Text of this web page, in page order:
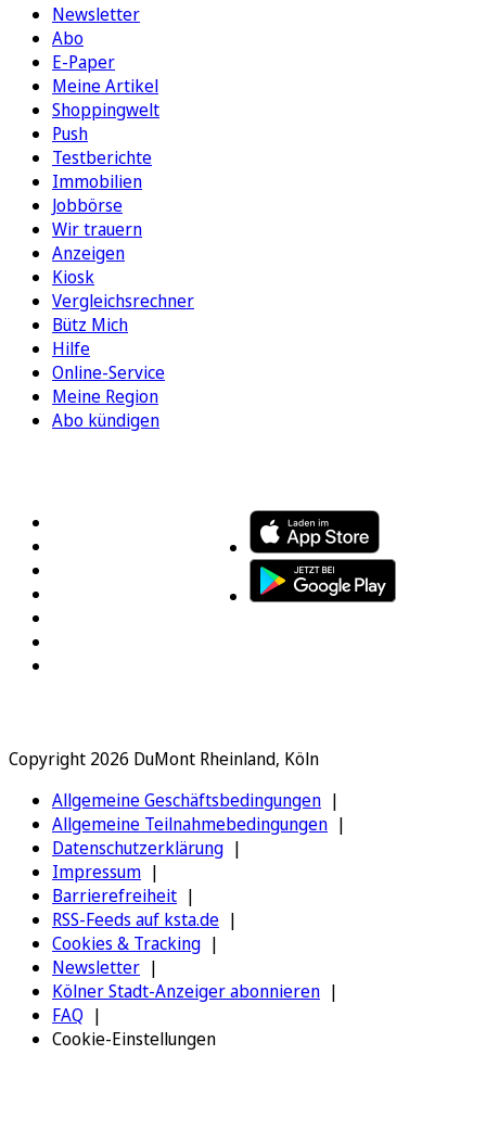
Newsletter
Abo
E-Paper
Meine Artikel
Shoppingwelt
Push
Testberichte
Immobilien
Jobbörse
Wir trauern
Anzeigen
Kiosk
Vergleichsrechner
Bütz Mich
Hilfe
Online-Service
Meine Region
Abo kündigen
Copyright 2026 DuMont Rheinland, Köln
Allgemeine Geschäftsbedingungen
Allgemeine Teilnahmebedingungen
Datenschutzerklärung
Impressum
Barrierefreiheit
RSS-Feeds auf ksta.de
Cookies & Tracking
Newsletter
Kölner Stadt-Anzeiger abonnieren
FAQ
Cookie-Einstellungen